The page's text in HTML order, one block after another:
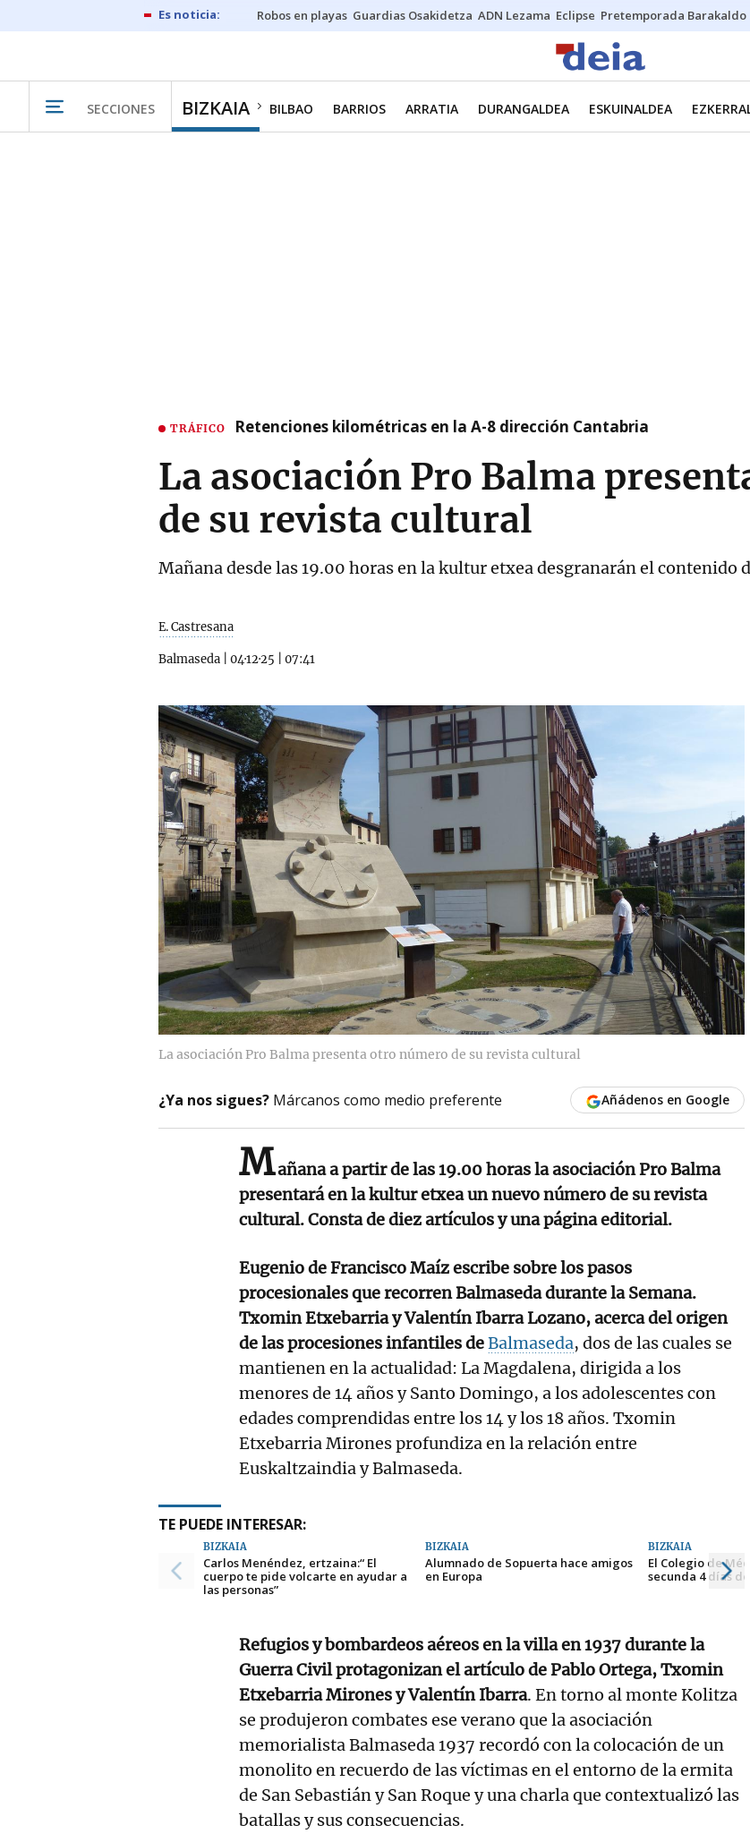
Robos en playas Guardias Osakidetza ADN Lezama Eclipse Pretemporada Barakaldo
SECCIONES BIZKAIA BILBAO BARRIOS ARRATIA DURANGALDEA ESKUINALDEA
TRÁFICO Retenciones kilométricas en la A-8 dirección Cantabria
La asociación Pro Balma
de su revista cultural
Mañana desde las 19.00 horas en la kultur etxea desgranarán el contenido
E. Castresana
Balmaseda 04·12·25 07:41
La asociación Pro Balma presenta otro número de su revista cultural
¿Ya nos sigues? Márcanos como medio preferente Añádenos en Google
Mañana a partir de las 19.00 horas la asociación Pro Balma
presentará en la kultur etxea un nuevo número de su revista
cultural. Consta de diez artículos y una página editorial.
Eugenio de Francisco Maíz escribe sobre los pasos
procesionales que recorren Balmaseda durante la Semana.
Txomin Etxebarria y Valentín Ibarra Lozano, acerca del origen
de las procesiones infantiles deBalmaseda, dos de las cuales se
mantienen en la actualidad: La Magdalena, dirigida a los
menores de 14 años y Santo Domingo, a los adolescentes con
edades comprendidas entre los 14 y los 18 años. Txomin
Etxebarria Mirones profundiza en la relación entre
Euskaltzaindia y Balmaseda.
TE PUEDE INTERESAR:
BIZKAIA
Carlos Menéndez, ertzaina:“ El
cuerpo te pide volcarte en ayudar a
las personas”
BIZKAIA
Alumnado de Sopuerta hace amigos
en Europa
BIZKAIA
El Colegio de
secunda 4 días de
Refugios y bombardeos aéreos en la villa en 1937 durante la
Guerra Civil protagonizan el artículo de Pablo Ortega, Txomin
Etxebarria Mirones y Valentín Ibarra. En torno al monte Kolitza
se produjeron combates ese verano que la asociación
memorialista Balmaseda 1937 recordó con la colocación de un
monolito en recuerdo de las víctimas en el entorno de la ermita
de San Sebastián y San Roque y una charla que contextualizó las
batallas y sus consecuencias.